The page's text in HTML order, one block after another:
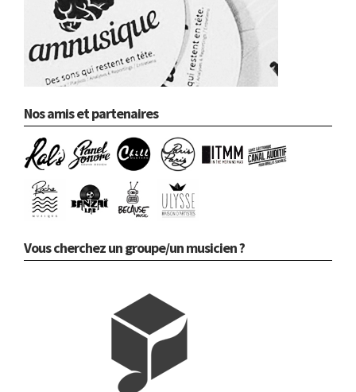
Nos amis et partenaires
Vous cherchez un groupe/un musicien ?